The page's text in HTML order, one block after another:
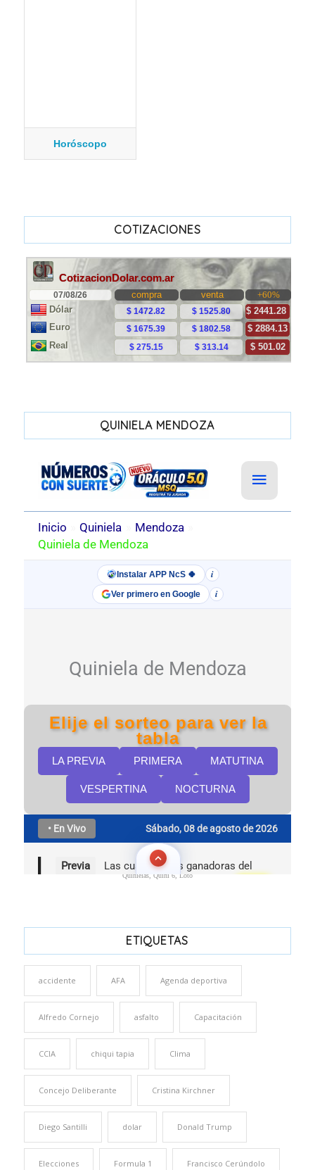
Horóscopo
COTIZACIONES
QUINIELA MENDOZA
Quinielas, Quini 6, Loto
ETIQUETAS
accidente AFA Agenda deportiva
Alfredo Cornejo asfalto Capacitación
CCIA chiqui tapia Clima
Concejo Deliberante Cristina Kirchner
Diego Santilli dolar Donald Trump
Elecciones Formula 1 Francisco Cerúndolo